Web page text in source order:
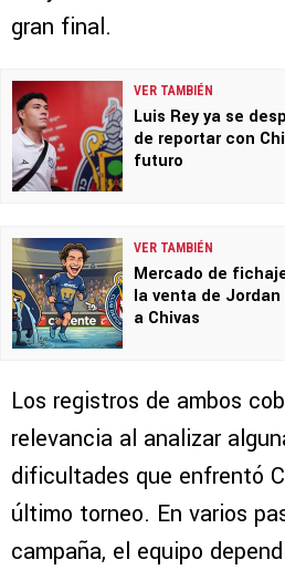
gran final.
VER TAMBIÉN
Luis Rey ya se
de reportar con
futuro
VER TAMBIÉN
Mercado de
la venta de
a Chivas
Los registros de ambos
relevancia al analizar
dificultades que enfrentó
último torneo. En varios
campaña, el equipo